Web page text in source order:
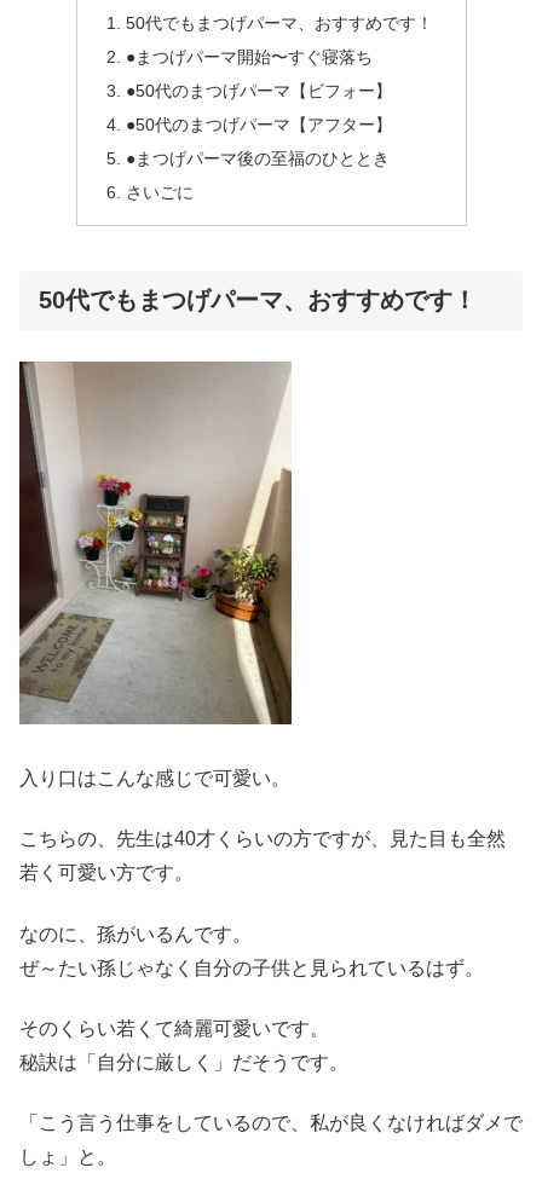
50代でもまつげパーマ、おすすめです！
●まつげパーマ開始〜すぐ寝落ち
●50代のまつげパーマ【ビフォー】
●50代のまつげパーマ【アフター】
●まつげパーマ後の至福のひととき
さいごに
50代でもまつげパーマ、おすすめです！
入り口はこんな感じで可愛い。
こちらの、先生は40才くらいの方ですが、見た目も全然
若く可愛い方です。
なのに、孫がいるんです。
ぜ～たい孫じゃなく自分の子供と見られているはず。
そのくらい若くて綺麗可愛いです。
秘訣は「自分に厳しく」だそうです。
「こう言う仕事をしているので、私が良くなければダメで
しょ」と。